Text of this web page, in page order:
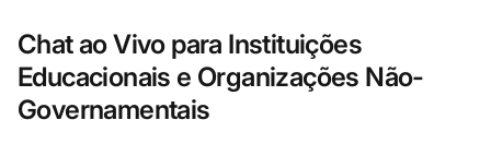
Chat ao Vivo para Instituições
Educacionais e Organizações Não-
Governamentais